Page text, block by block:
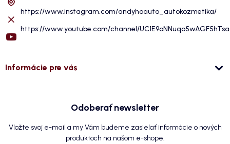
https://www.instagram.com/andyhoauto_autokozmetika/
https://www.youtube.com/channel/
Informácie pre vás
Odoberať newsletter
Vložte svoj e-mail a my Vám budeme zasielať informácie o nových
produktoch na našom e-shope.